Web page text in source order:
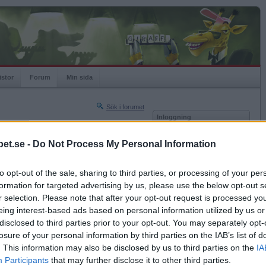
- Do Not Process My Personal Information
opt-out of the sale, sharing to third parties, or processing of your
for targeted advertising by us, please use the below opt-out
selection. Please note that after your opt-out request is processed
interest-based ads based on personal information utilized by us
to third parties prior to your opt-out. You may separately
of your personal information by third parties on the IAB’s list of
This information may also be disclosed by us to third parties on the
Participants that may further disclose it to other third parties.
Forum Min sida
Sök i forumet
Nästa sida »
2020-05-19 21:33
bok
Inloggning
Kom ihåg mig
Glömt ditt lösenord?
Få ny aktiveringslänk
Betapet är gratis!